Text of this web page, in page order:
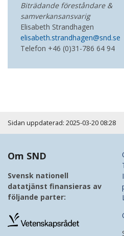
Biträdande föreståndare &
samverkansansvarig
Elisabeth Strandhagen
elisabeth.strandhagen@snd.se
Telefon +46 (0)31-786 64 94
Sidan uppdaterad: 2025-03-20 08:28
Om SND
Svensk nationell
datatjänst finansieras av
följande parter: